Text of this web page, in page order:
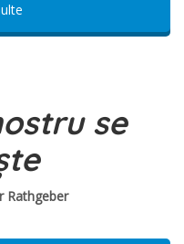
se
Rathgeber